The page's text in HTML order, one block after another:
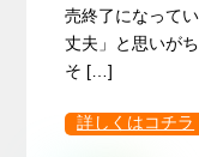
売終了になって
丈夫」と思いが
そ […]
詳しくはコチラ